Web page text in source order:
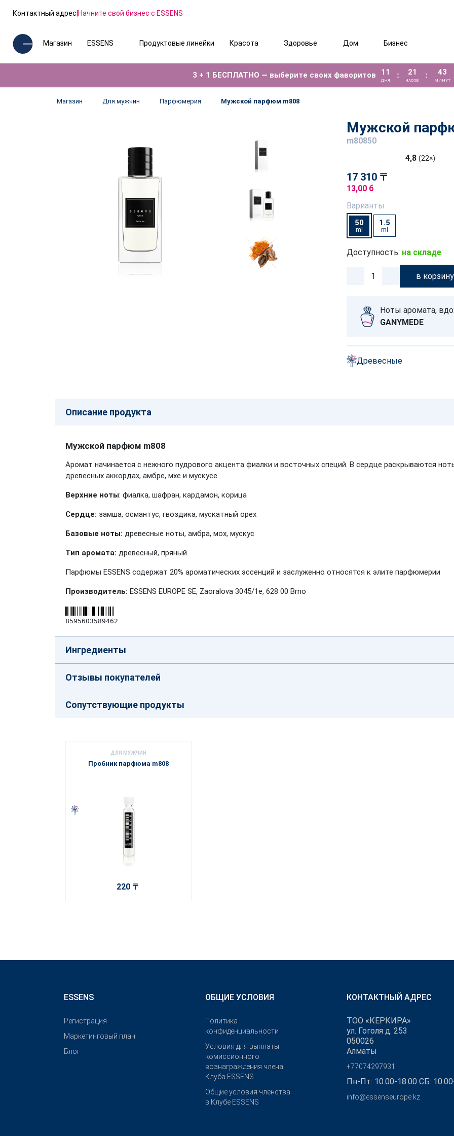
Контактный адрес|Начните свой бизнес с ESSENS
Магазин ESSENS Продуктовые линейки Красота Здоровье Дом Бизнес
3 + 1 БЕСПЛАТНО — выберите своих фаворитов 11
ДНЯ
: 21
ЧАСОВ
: 43
МИНУТ
Магазин Для мужчин Парфюмерия Мужской парфюм m808
Мужской
m80850
4,8 (22×)
17 310 〒
13,00 б
Варианты
50
ml
1.5
ml
Доступность: на складе
в корзину
Ноты аромата,
GANYMEDE
Древесные
Описание продукта
Мужской парфюм m808
Аромат начинается с нежного пудрового акцента фиалки и восточных специй. В сердце раскрываются
древесных аккордах, амбре, мхе и мускусе.
Верхние ноты: фиалка, шафран, кардамон, корица
Сердце: замша, османтус, гвоздика, мускатный орех
Базовые ноты: древесные ноты, амбра, мох, мускус
Тип аромата: древесный, пряный
Парфюмы ESSENS содержат 20% ароматических эссенций и заслуженно относятся к элите парфюмерии
Производитель: ESSENS EUROPE SE, Zaoralova 3045/1e, 628 00 Brno
8595603589462
Ингредиенты
Отзывы покупателей
Сопутствующие продукты
ДЛЯ МУЖЧИН
Пробник парфюма m808
220 〒
ESSENS
Pегистрация
Маркетинговый план
Блог
ОБЩИЕ УСЛОВИЯ
Политика
конфиденциальности
Условия для выплаты
комиссионного
вознаграждения члена
Клуба ESSENS
Общие условия членства
в Клубе ESSENS
КОНТАКТНЫЙ АДРЕС
ТОО «КЕРКИРА»
ул. Гоголя д. 253
050026
Алматы
+77074297931
Пн-Пт: 10.00-18.00 СБ:
info@essenseurope.kz